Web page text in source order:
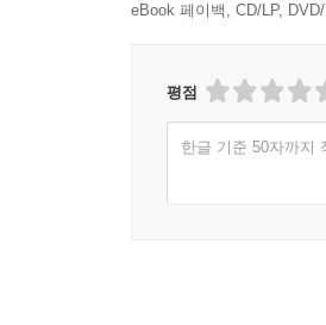
eBook 페이백, CD/LP,
평점
한글 기준 50자까지